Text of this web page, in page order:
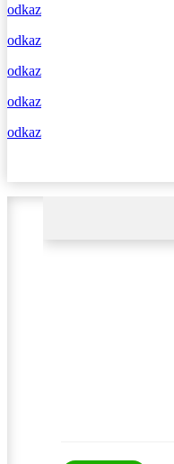
odkaz
odkaz
odkaz
odkaz
odkaz